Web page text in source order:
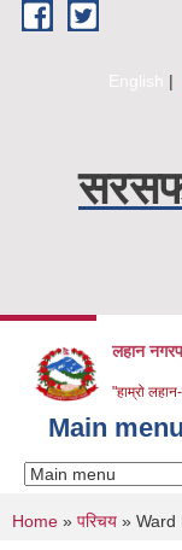
Skip to main content
English
लहान
"हाम्रो
Main menu
You are
Home » परिचय » Ward